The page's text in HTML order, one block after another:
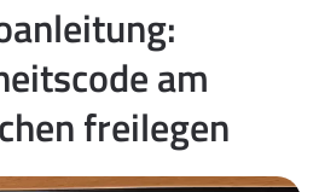
am
freilegen